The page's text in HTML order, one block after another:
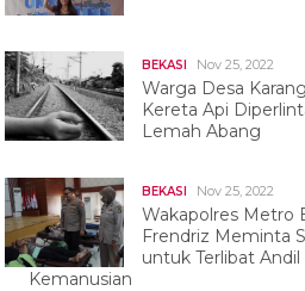
BEKASI Nov 25, 2022
Warga Desa
Kereta Api
Lemah Abang
BEKASI Nov 25, 2022
Wakapolres Metro
Frendriz Meminta
untuk Terlibat
Kemanusian